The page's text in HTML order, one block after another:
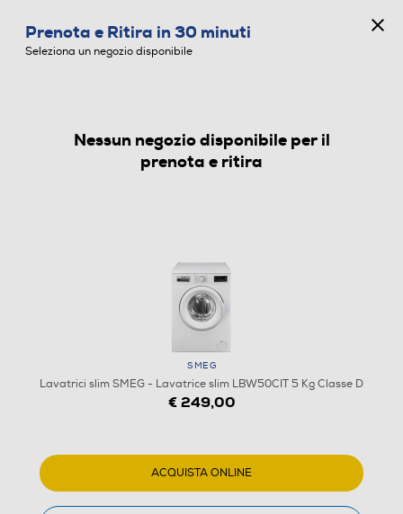
LAVATRICI SLIM
Prenota e Ritira in 30 minuti
Seleziona un negozio disponibile
Nessun negozio disponibile per il
prenota e ritira
SMEG
Lavatrici slim SMEG - Lavatrice slim LBW50CIT 5 Kg Classe D
€ 249,00
ACQUISTA ONLINE